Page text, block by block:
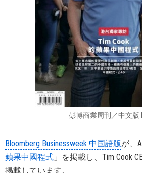
彭博商業周刊／中文版
Bloomberg Businessweek 中国語版が、
蘋果中國程式 」を掲載し、Tim Cook
掲載しています。